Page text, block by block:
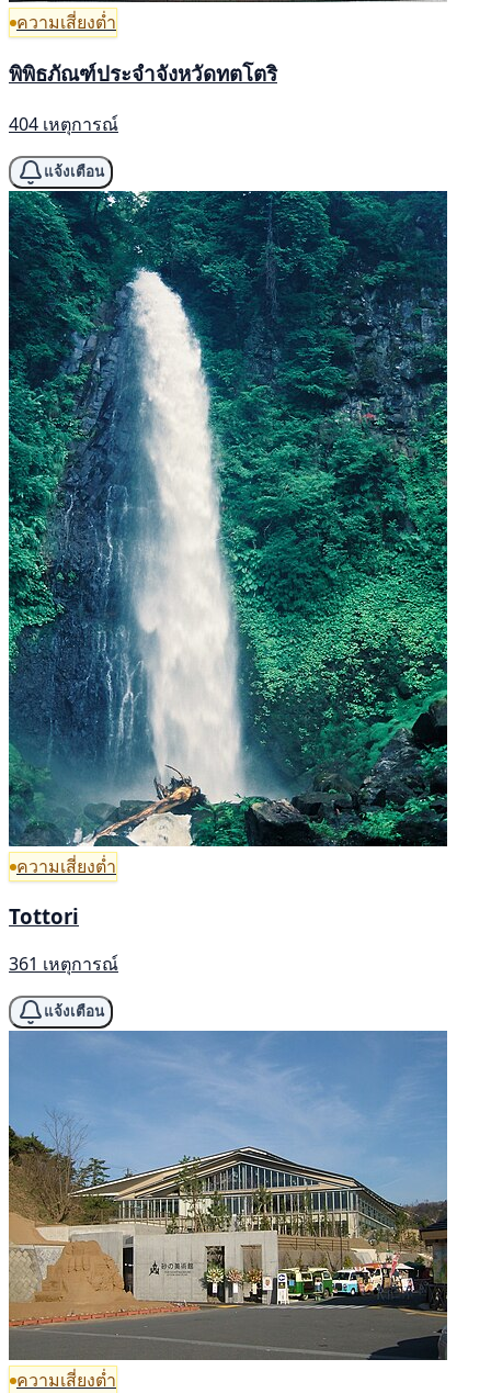
ความเสี่ยงต่ำ
พิพิธภัณฑ์ประจำจังหวัดทตโตริ
404 เหตุการณ์
แจ้งเตือน
ความเสี่ยงต่ำ
Tottori
361 เหตุการณ์
แจ้งเตือน
ความเสี่ยงต่ำ